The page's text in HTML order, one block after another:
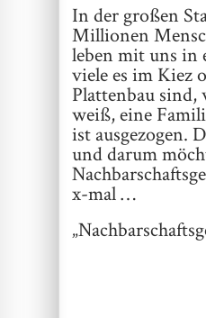
In der großen
Millionen
leben mit uns in
viele es im Kiez
Plattenbau
weiß, eine
ist ausgezogen.
und darum
x-mal …